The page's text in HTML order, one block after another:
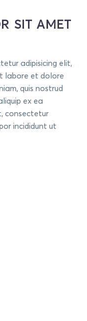
SIT AMET
adipisicing elit,
labore et dolore
quis nostrud
ex ea
consectetur
incididunt ut